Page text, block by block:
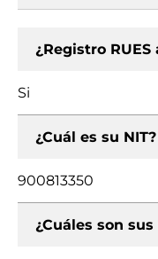
¿Registro RUES
Si
¿Cuál es su NIT?
900813350
¿Cuáles son